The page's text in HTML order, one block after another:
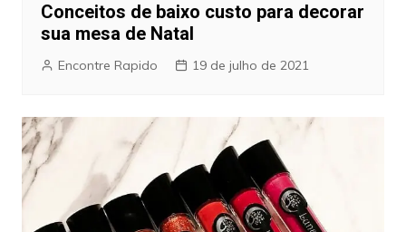
Conceitos de baixo custo para decorar
sua mesa de Natal
Encontre Rapido 19 de julho de 2021